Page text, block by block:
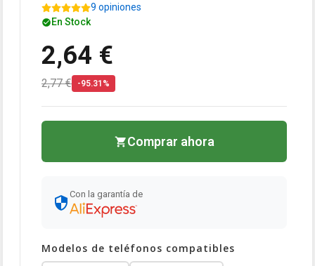
9 opiniones
En Stock
2,64 €
2,77 € -95.31%
Comprar ahora
Con la garantía de
Modelos de teléfonos compatibles